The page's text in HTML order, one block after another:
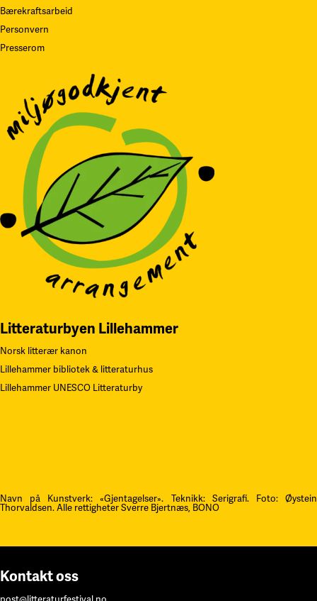
Bærekraftsarbeid
Personvern
Presserom
Litteraturbyen Lillehammer
Norsk litterær kanon
Lillehammer bibliotek & litteraturhus
Lillehammer UNESCO Litteraturby
Navn på Kunstverk: «Gjentagelser». Teknikk: Serigrafi. Foto: Øystein
Thorvaldsen. Alle rettigheter Sverre Bjertnæs, BONO
Kontakt oss